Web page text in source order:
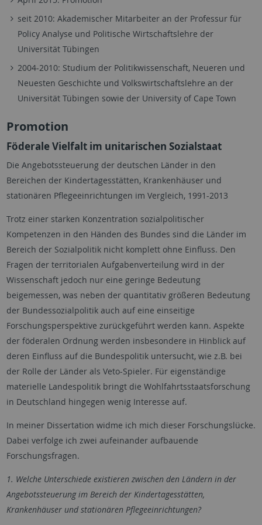
seit 2010: Akademischer Mitarbeiter an der Professur für
Policy Analyse und Politische Wirtschaftslehre der
Universität Tübingen
2004-2010: Studium der Politikwissenschaft, Neueren und
Neuesten Geschichte und Volkswirtschaftslehre an der
Universität Tübingen sowie der University of Cape Town
Promotion
Föderale Vielfalt im unitarischen Sozialstaat
Die Angebotssteuerung der deutschen Länder in den
Bereichen der Kindertagesstätten, Krankenhäuser und
stationären Pflegeeinrichtungen im Vergleich, 1991-2013
Trotz einer starken Konzentration sozialpolitischer
Kompetenzen in den Händen des Bundes sind die Länder im
Bereich der Sozialpolitik nicht komplett ohne Einfluss. Den
Fragen der territorialen Aufgabenverteilung wird in der
Wissenschaft jedoch nur eine geringe Bedeutung
beigemessen, was neben der quantitativ größeren Bedeutung
der Bundessozialpolitik auch auf eine einseitige
Forschungsperspektive zurückgeführt werden kann. Aspekte
der föderalen Ordnung werden insbesondere in Hinblick auf
deren Einfluss auf die Bundespolitik untersucht, wie z.B. bei
der Rolle der Länder als Veto-Spieler. Für eigenständige
materielle Landespolitik bringt die Wohlfahrtsstaatsforschung
in Deutschland hingegen wenig Interesse auf.
In meiner Dissertation widme ich mich dieser Forschungslücke.
Dabei verfolge ich zwei aufeinander aufbauende
Forschungsfragen.
1. Welche Unterschiede existieren zwischen den Ländern in der
Angebotssteuerung im Bereich der Kindertagesstätten,
Krankenhäuser und stationären Pflegeeinrichtungen?